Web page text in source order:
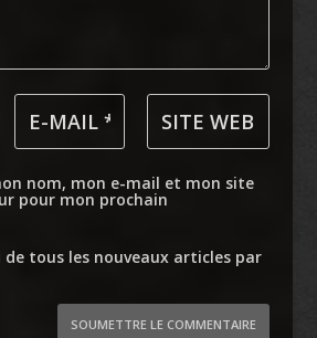
nom, mon e-mail et mon site
pour mon prochain
de tous les nouveaux articles par
SOUMETTRE LE COMMENTAIRE